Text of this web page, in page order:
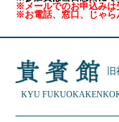
※メールでのお申込みは
※お電話、窓口、じゃら
KYU FUKUOKAKEN